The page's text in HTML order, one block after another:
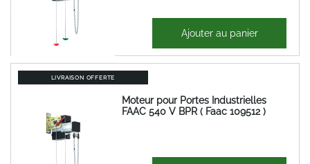
1 544,20 €
Ajouter au panier
LIVRAISON OFFERTE
Moteur pour Portes Industrielles
FAAC 540 V BPR ( Faac 109512 )